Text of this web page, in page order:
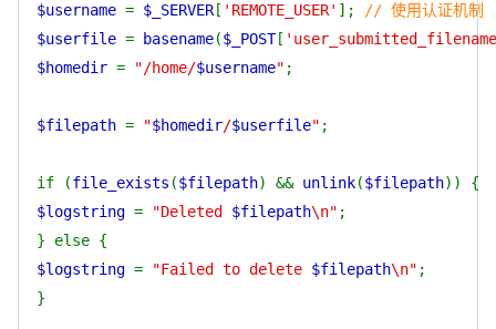
$username = $_SERVER [ 'REMOTE_USER' ];
// 使用认证机制
$userfile = basename($_POST[
$homedir = "/home/$username" ;
$filepath = "$homedir/$userfile" ;
if (file_exists ($filepath) && unlink($filepath)) {
$logstring = "Deleted $filepath\n" ;
} else {
$logstring = "Failed to delete $filepath\n" ;
}